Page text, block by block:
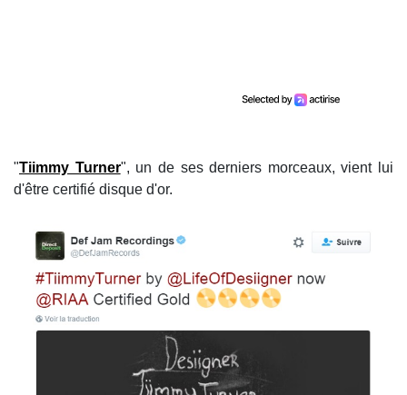
"Tiimmy Turner", un de ses derniers morceaux, vient lui
d'être certifié disque d'or.